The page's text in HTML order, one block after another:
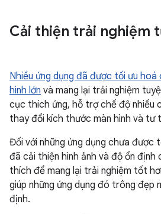
Cải thiện trải nghiệm
Nhiều ứng dụng đã được tối ưu
hình lớn và mang lại trải nghiệm
cục thích ứng, hỗ trợ chế độ nhiều
thay đổi kích thước màn hình và tư
Đối với những ứng dụng chưa được
đã cải thiện hình ảnh và độ ổn
thích để mang lại trải nghiệm tốt
giúp những ứng dụng đó trông đẹp
định.